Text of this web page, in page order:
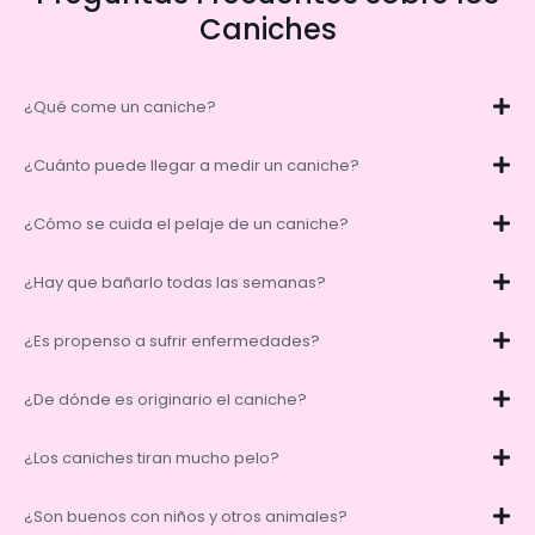
Caniches
¿Qué come un caniche?
¿Cuánto puede llegar a medir un caniche?
¿Cómo se cuida el pelaje de un caniche?
¿Hay que bañarlo todas las semanas?
¿Es propenso a sufrir enfermedades?
¿De dónde es originario el caniche?
¿Los caniches tiran mucho pelo?
¿Son buenos con niños y otros animales?